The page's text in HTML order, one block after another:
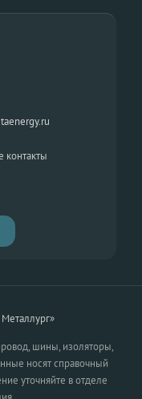
контакты
шины, изоляторы,
носят справочный
уточняйте в отделе